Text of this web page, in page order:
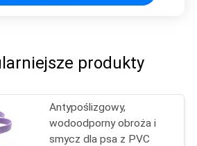
produkty
Antypoślizgowy,
wodoodporny obroża i
smycz dla psa z PVC